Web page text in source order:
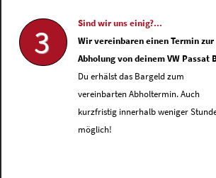
3
Sind wir uns einig?...
Wir vereinbaren einen Termin zur
Abholung von deinem VW Passat
Du erhälst das Bargeld zum
vereinbarten Abholtermin. Auch
kurzfristig innerhalb weniger
möglich!